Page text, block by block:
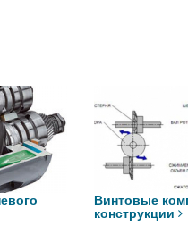
Винтовые
конструкции